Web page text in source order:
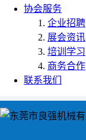
协会服务
企业招聘
展会资讯
培训学习
商务合作
联系我们